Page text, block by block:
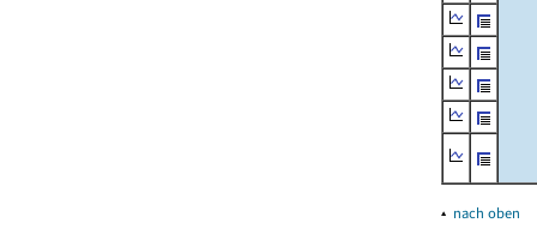
▴ nach oben